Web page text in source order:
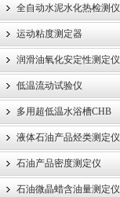
武汉伊特仪器有限公司
全自动水泥水化热检测仪
运动粘度测定器
润滑油氧化安定性测定仪
低温流动试验仪
多用超低温水浴槽CHB
液体石油产品烃类测定仪
石油产品密度测定仪
石油微晶蜡含油量测定仪